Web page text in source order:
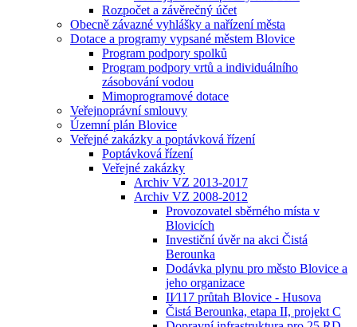
Rozpočet a závěrečný účet
Obecně závazné vyhlášky a nařízení města
Dotace a programy vypsané městem Blovice
Program podpory spolků
Program podpory vrtů a individuálního
zásobování vodou
Mimoprogramové dotace
Veřejnoprávní smlouvy
Územní plán Blovice
Veřejné zakázky a poptávková řízení
Poptávková řízení
Veřejné zakázky
Archiv VZ 2013-2017
Archiv VZ 2008-2012
Provozovatel sběrného místa v
Blovicích
Investiční úvěr na akci Čistá
Berounka
Dodávka plynu pro město Blovice a
jeho organizace
II⁄117 průtah Blovice - Husova
Čistá Berounka, etapa II, projekt C